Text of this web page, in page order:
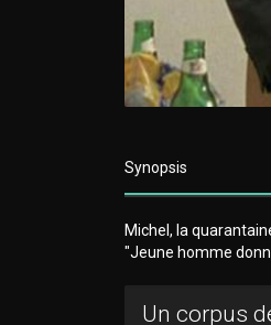
Synopsis
Michel, la
"Jeune homme
Un corpus